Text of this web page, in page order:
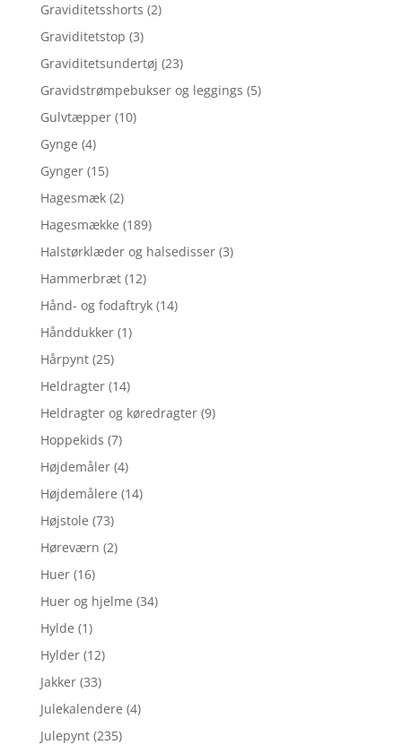
Graviditetsshorts (2)
Graviditetstop (3)
Graviditetsundertøj (23)
Gravidstrømpebukser og leggings (5)
Gulvtæpper (10)
Gynge (4)
Gynger (15)
Hagesmæk (2)
Hagesmække (189)
Halstørklæder og halsedisser (3)
Hammerbræt (12)
Hånd- og fodaftryk (14)
Hånddukker (1)
Hårpynt (25)
Heldragter (14)
Heldragter og køredragter (9)
Hoppekids (7)
Højdemåler (4)
Højdemålere (14)
Højstole (73)
Høreværn (2)
Huer (16)
Huer og hjelme (34)
Hylde (1)
Hylder (12)
Jakker (33)
Julekalendere (4)
Julepynt (235)